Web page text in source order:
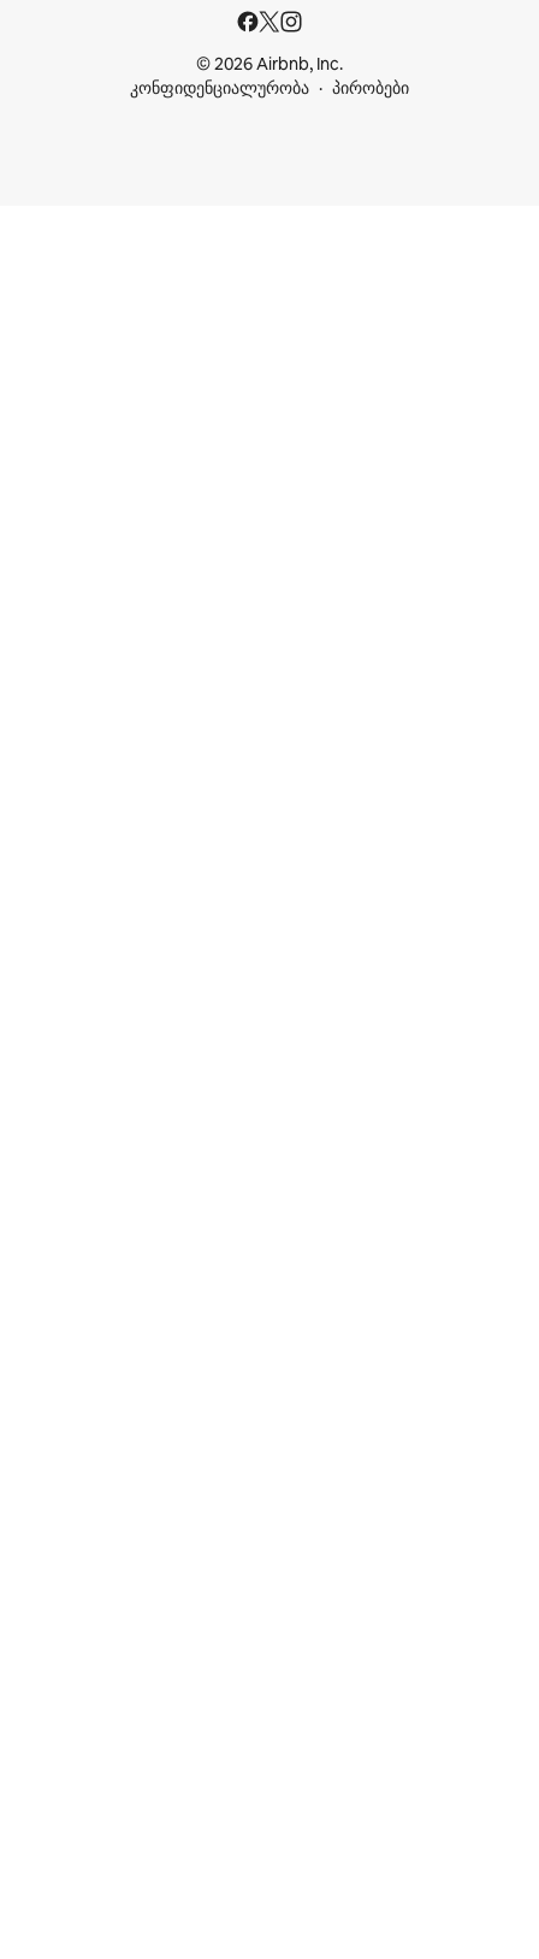
© 2026 Airbnb, Inc.
კონფიდენციალურობა
პირობები